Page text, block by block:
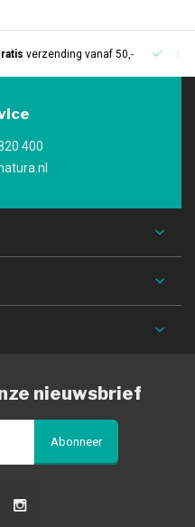
verzending vanaf 50,-
400
nieuwsbrief
Abonneer